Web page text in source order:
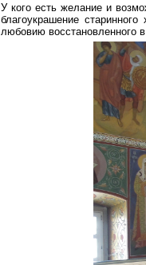
У кого есть желание и
благоукрашение
любовию восстановленного